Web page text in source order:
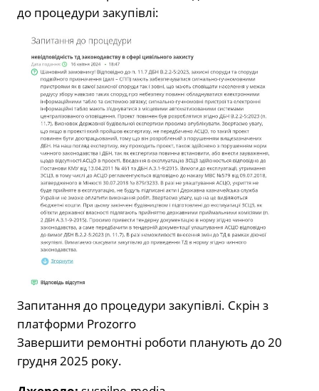
до процедури закупівлі:
Запитання до процедури закупівлі. Скрін з
платформи Prozorro
Завершити ремонтні роботи планують до 20
грудня 2025 року.